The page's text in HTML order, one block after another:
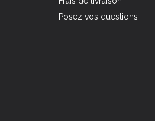
Posez vos questions